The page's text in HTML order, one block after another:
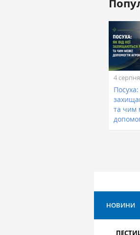
4 серпня
Посуха:
та чим
НОВИНИ